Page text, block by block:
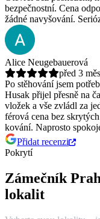
bezpečnostní. Cena
žádné navyšování.
Alice Neugebauerová
před 3
Po stěhování jsem
Husak přijel přesně na
vložek a vše zvládl za
férová cena bez
kování. Naprosto
Přidat recenzi
Pokrytí
Zámečník
lokalit